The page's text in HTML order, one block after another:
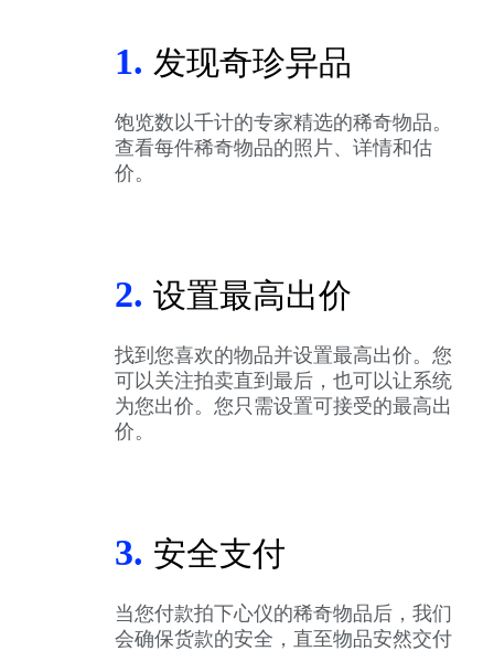
1. 发现奇珍异品
饱览数以千计的专家精选的稀奇物品。
查看每件稀奇物品的照片、详情和估
价。
2. 设置最高出价
找到您喜欢的物品并设置最高出价。您
可以关注拍卖直到最后，也可以让系统
为您出价。您只需设置可接受的最高出
价。
3. 安全支付
当您付款拍下心仪的稀奇物品后，我们
会确保货款的安全，直至物品安然交付